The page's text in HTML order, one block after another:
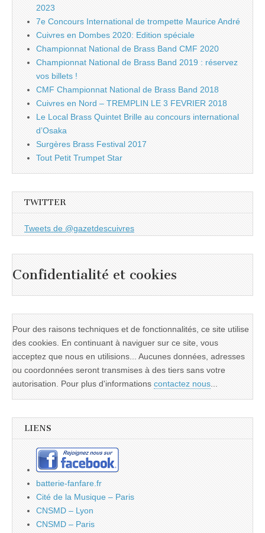
2023
7e Concours International de trompette Maurice André
Cuivres en Dombes 2020: Edition spéciale
Championnat National de Brass Band CMF 2020
Championnat National de Brass Band 2019 : réservez
vos billets !
CMF Championnat National de Brass Band 2018
Cuivres en Nord – TREMPLIN LE 3 FEVRIER 2018
Le Local Brass Quintet Brille au concours international
d’Osaka
Surgères Brass Festival 2017
Tout Petit Trumpet Star
TWITTER
Tweets de @gazetdescuivres
Confidentialité et cookies
Pour des raisons techniques et de fonctionnalités, ce site utilise
des cookies. En continuant à naviguer sur ce site, vous
acceptez que nous en utilisions... Aucunes données, adresses
ou coordonnées seront transmises à des tiers sans votre
autorisation. Pour plus d'informations contactez nous...
LIENS
batterie-fanfare.fr
Cité de la Musique – Paris
CNSMD – Lyon
CNSMD – Paris